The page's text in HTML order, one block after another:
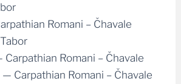
Romani – Čhavale
Carpathian Romani – Čhavale
— Carpathian Romani – Čhavale